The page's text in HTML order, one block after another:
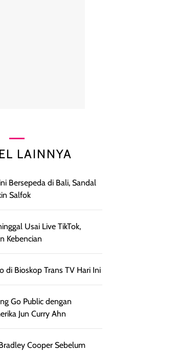
LAINNYA
Bersepeda di Bali, Sandal
Salfok
Usai Live TikTok,
Kebencian
di Bioskop Trans TV Hari Ini
Go Public dengan
Jun Curry Ahn
Cooper Sebelum